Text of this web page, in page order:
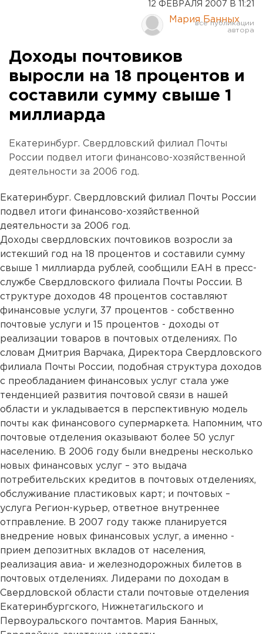
12 ФЕВРАЛЯ 2007 В 11:21
Мария Банных
Доходы почтовиков
выросли на 18 процентов и
составили сумму свыше 1
миллиарда
Екатеринбург. Свердловский филиал Почты
России подвел итоги финансово-хозяйственной
деятельности за 2006 год.
Екатеринбург. Свердловский филиал Почты России
подвел итоги финансово-хозяйственной
деятельности за 2006 год.
Доходы свердловских почтовиков возросли за
истекший год на 18 процентов и составили сумму
свыше 1 миллиарда рублей, сообщили ЕАН в пресс-
службе Свердловского филиала Почты России. В
структуре доходов 48 процентов составляют
финансовые услуги, 37 процентов - собственно
почтовые услуги и 15 процентов - доходы от
реализации товаров в почтовых отделениях. По
словам Дмитрия Варчака, Директора Свердловского
филиала Почты России, подобная структура доходов
с преобладанием финансовых услуг стала уже
тенденцией развития почтовой связи в нашей
области и укладывается в перспективную модель
почты как финансового супермаркета. Напомним, что
почтовые отделения оказывают более 50 услуг
населению. В 2006 году были внедрены несколько
новых финансовых услуг – это выдача
потребительских кредитов в почтовых отделениях,
обслуживание пластиковых карт; и почтовых –
услуга Регион-курьер, ответное внутреннее
отправление. В 2007 году также планируется
внедрение новых финансовых услуг, а именно -
прием депозитных вкладов от населения,
реализация авиа- и железнодорожных билетов в
почтовых отделениях. Лидерами по доходам в
Свердловской области стали почтовые отделения
Екатеринбургского, Нижнетагильского и
Первоуральского почтамтов. Мария Банных,